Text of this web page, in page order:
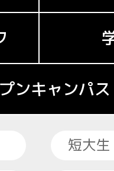
ンキャンパス
短大